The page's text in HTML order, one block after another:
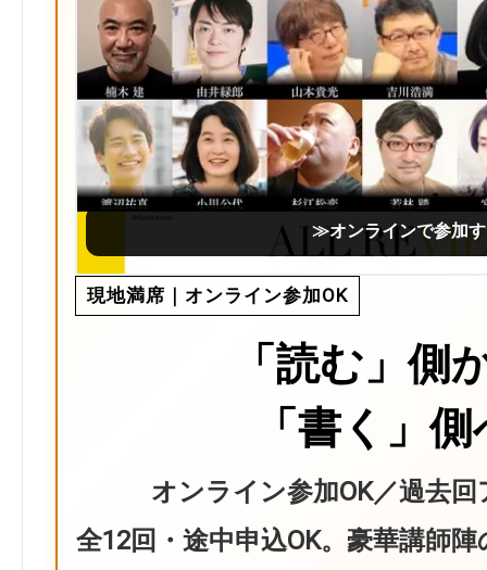
≫オンラインで参加
現地満席｜オンライン参加OK
「読む」側
「書く」
オンライン参加OK／過去
全12回・途中申込OK。豪華講師